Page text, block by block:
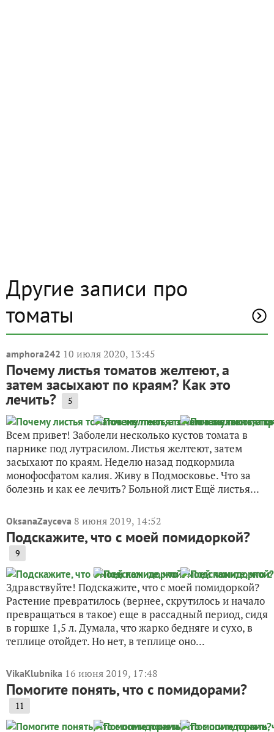
Другие записи про
томаты
amphora242 10 июля 2020, 13:45
Почему листья томатов желтеют, а
затем засыхают по краям? Как это
лечить? 5
Всем привет! Заболели несколько кустов томата в
парнике под лутрасилом. Листья желтеют, затем
засыхают по краям. Неделю назад подкормила
монофосфатом калия. Живу в Подмосковье. Что за
болезнь и как ее лечить? Больной лист Ещё листья...
OksanaZayceva 8 июня 2019, 14:52
Подскажите, что с моей помидоркой?
9
Здравствуйте! Подскажите, что с моей помидоркой?
Растение превратилось (вернее, скрутилось и начало
превращаться в такое) еще в рассадный период, сидя
в горшке 1,5 л. Думала, что жарко бедняге и сухо, в
теплице отойдет. Но нет, в теплице оно...
VikaKlubnika 16 июня 2019, 17:48
Помогите понять, что с помидорами?
11